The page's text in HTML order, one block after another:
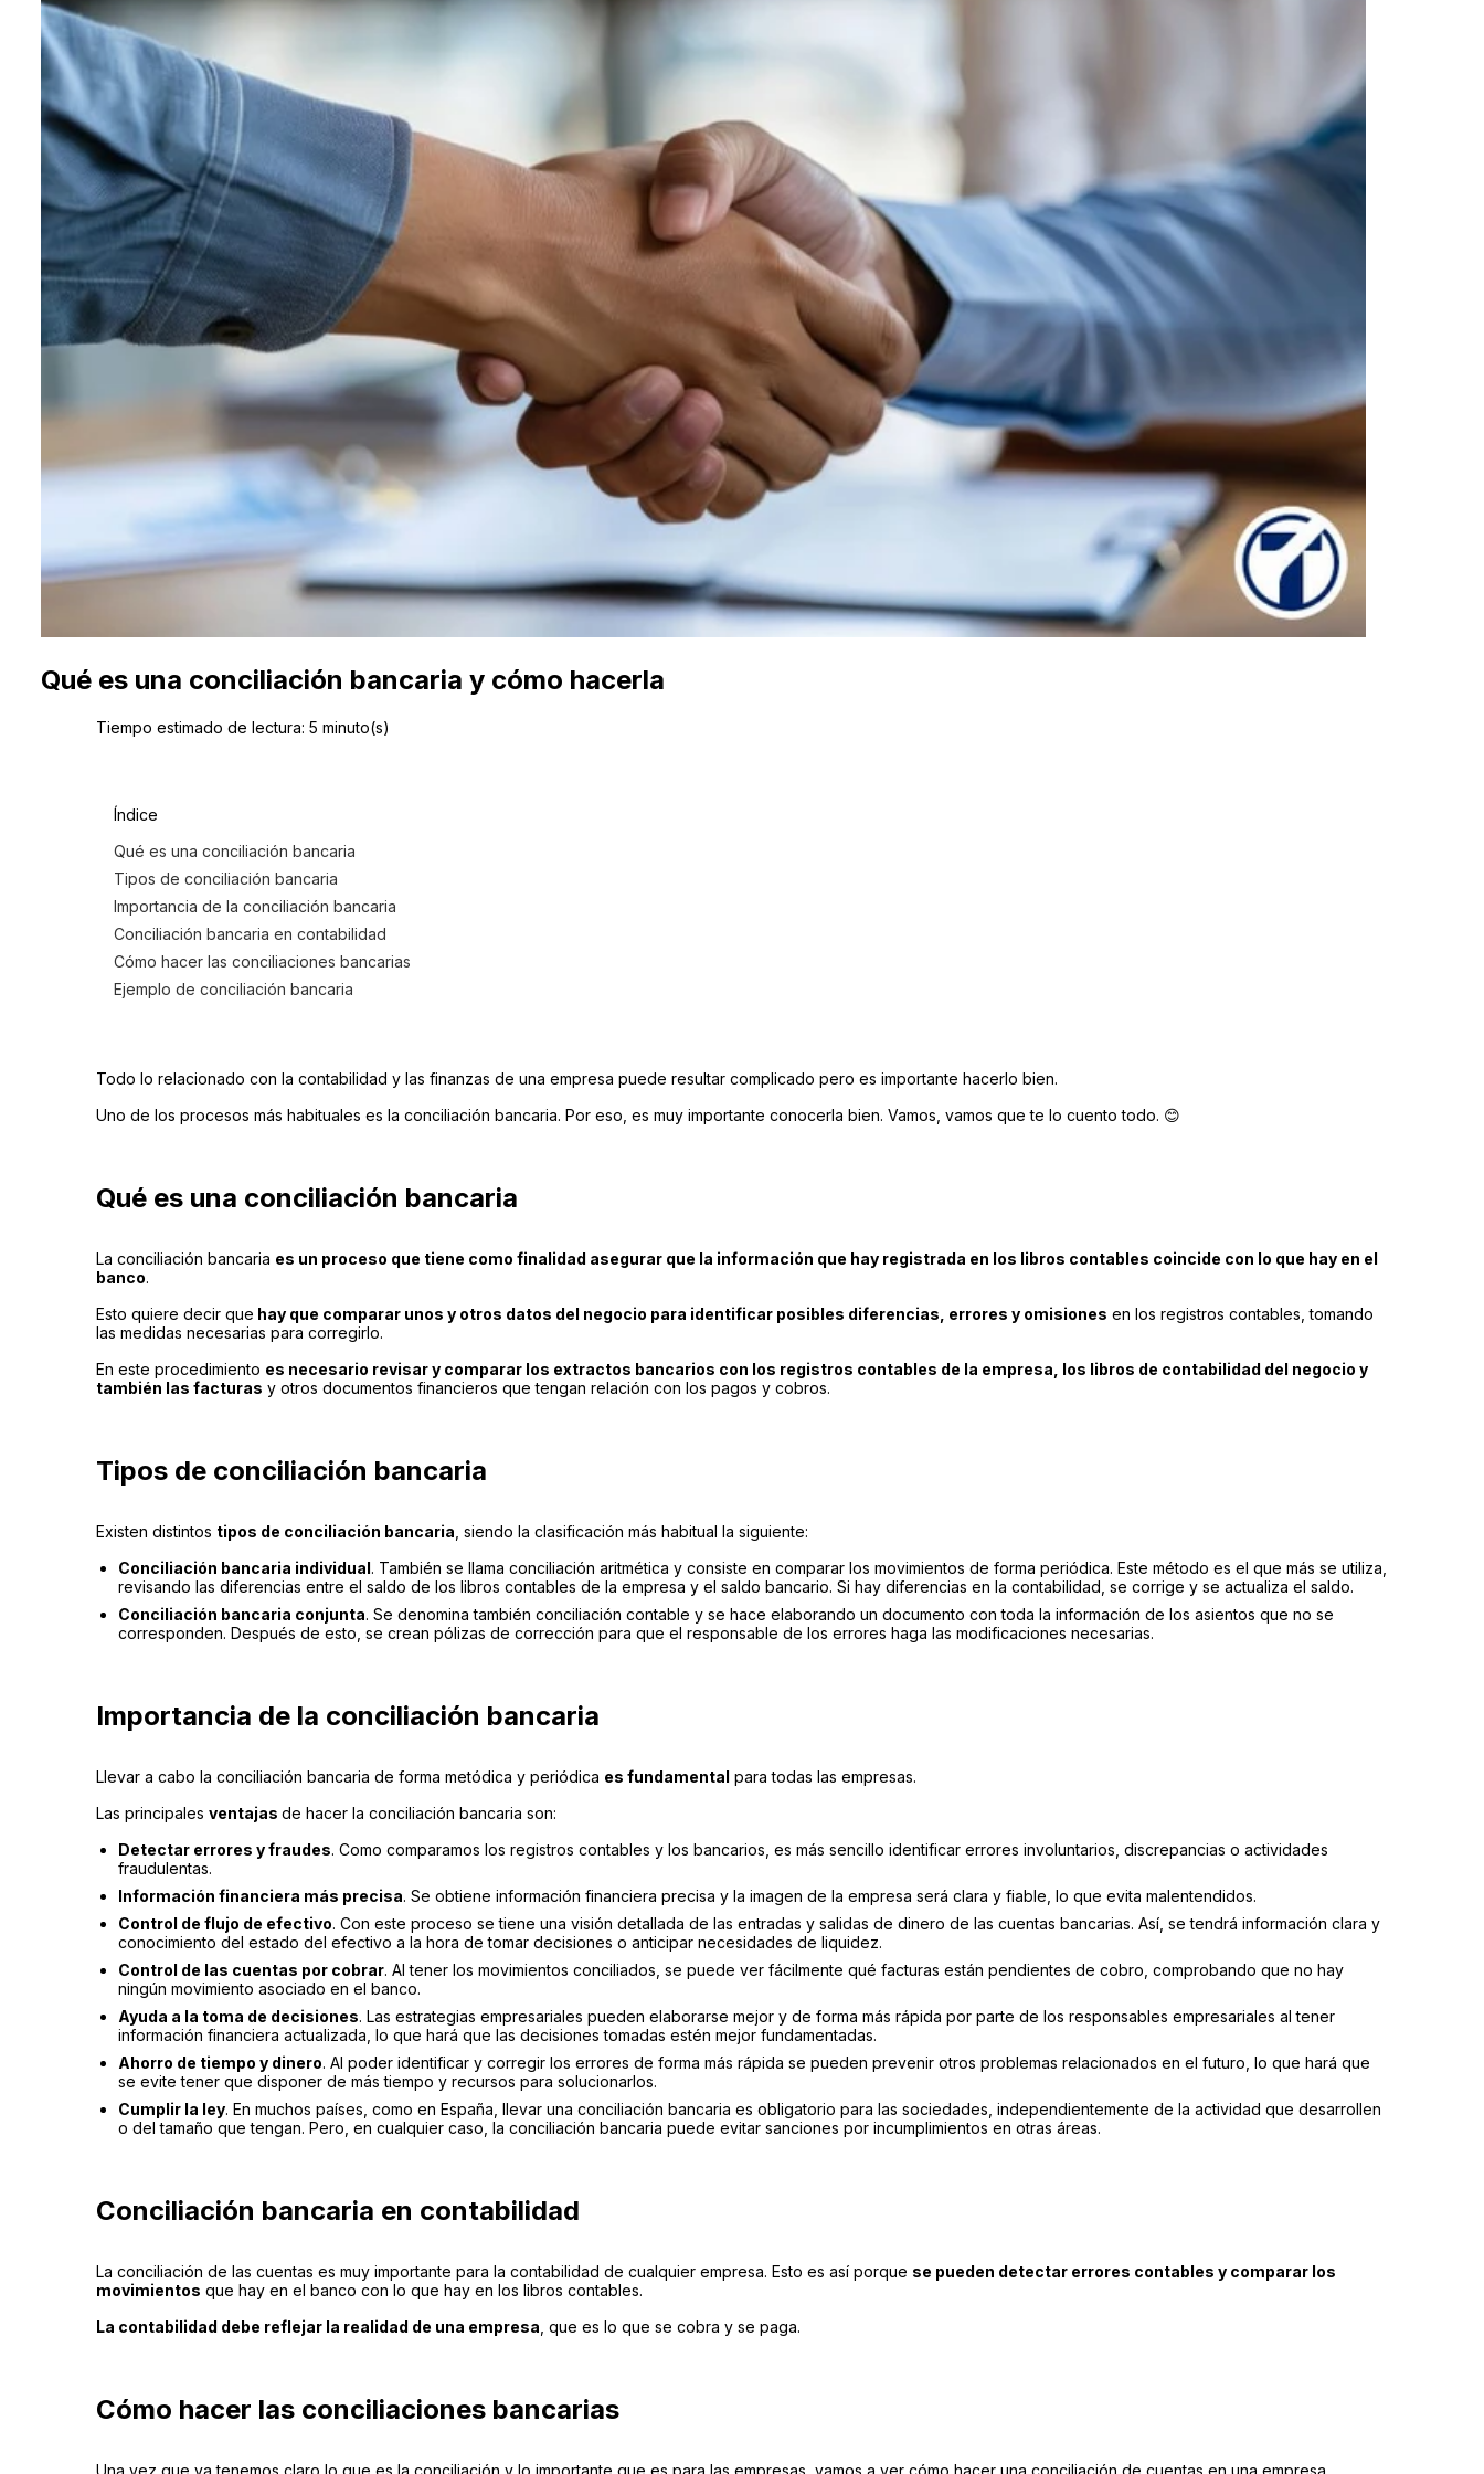
Qué es una conciliación bancaria y cómo hacerla
Tiempo estimado de lectura: 5 minuto(s)
Índice
Qué es una conciliación bancaria
Tipos de conciliación bancaria
Importancia de la conciliación bancaria
Conciliación bancaria en contabilidad
Cómo hacer las conciliaciones bancarias
Ejemplo de conciliación bancaria
Todo lo relacionado con la contabilidad y las finanzas de una empresa puede resultar complicado pero es importante hacerlo bien.
Uno de los procesos más habituales es la conciliación bancaria. Por eso, es muy importante conocerla bien. Vamos, vamos que te lo cuento todo. 😊
Qué es una conciliación bancaria
La conciliación bancaria es un proceso que tiene como finalidad asegurar que la información que hay registrada en los libros contables coincide con lo que hay en el
banco.
Esto quiere decir que hay que comparar unos y otros datos del negocio para identificar posibles diferencias, errores y omisiones en los registros contables, tomando
las medidas necesarias para corregirlo.
En este procedimiento es necesario revisar y comparar los extractos bancarios con los registros contables de la empresa, los libros de contabilidad del negocio y
también las facturas y otros documentos financieros que tengan relación con los pagos y cobros.
Tipos de conciliación bancaria
Existen distintos tipos de conciliación bancaria , siendo la clasificación más habitual la siguiente:
Conciliación bancaria individual. También se llama conciliación aritmética y consiste en comparar los movimientos de forma periódica. Este método es el que más se utiliza,
revisando las diferencias entre el saldo de los libros contables de la empresa y el saldo bancario. Si hay diferencias en la contabilidad, se corrige y se actualiza el saldo.
Conciliación bancaria conjunta. Se denomina también conciliación contable y se hace elaborando un documento con toda la información de los asientos que no se
corresponden. Después de esto, se crean pólizas de corrección para que el responsable de los errores haga las modificaciones necesarias.
Importancia de la conciliación bancaria
Llevar a cabo la conciliación bancaria de forma metódica y periódica es fundamental para todas las empresas.
Las principales ventajas de hacer la conciliación bancaria son:
Detectar errores y fraudes. Como comparamos los registros contables y los bancarios, es más sencillo identificar errores involuntarios, discrepancias o actividades
fraudulentas.
Información financiera más precisa. Se obtiene información financiera precisa y la imagen de la empresa será clara y fiable, lo que evita malentendidos.
Control de flujo de efectivo. Con este proceso se tiene una visión detallada de las entradas y salidas de dinero de las cuentas bancarias. Así, se tendrá información clara y
conocimiento del estado del efectivo a la hora de tomar decisiones o anticipar necesidades de liquidez.
Control de las cuentas por cobrar. Al tener los movimientos conciliados, se puede ver fácilmente qué facturas están pendientes de cobro, comprobando que no hay
ningún movimiento asociado en el banco.
Ayuda a la toma de decisiones. Las estrategias empresariales pueden elaborarse mejor y de forma más rápida por parte de los responsables empresariales al tener
información financiera actualizada, lo que hará que las decisiones tomadas estén mejor fundamentadas.
Ahorro de tiempo y dinero. Al poder identificar y corregir los errores de forma más rápida se pueden prevenir otros problemas relacionados en el futuro, lo que hará que
se evite tener que disponer de más tiempo y recursos para solucionarlos.
Cumplir la ley. En muchos países, como en España, llevar una conciliación bancaria es obligatorio para las sociedades, independientemente de la actividad que desarrollen
o del tamaño que tengan. Pero, en cualquier caso, la conciliación bancaria puede evitar sanciones por incumplimientos en otras áreas.
Conciliación bancaria en contabilidad
La conciliación de las cuentas es muy importante para la contabilidad de cualquier empresa. Esto es así porque se pueden detectar errores contables y comparar los
movimientos que hay en el banco con lo que hay en los libros contables.
La contabilidad debe reflejar la realidad de una empresa , que es lo que se cobra y se paga.
Cómo hacer las conciliaciones bancarias
Una vez que ya tenemos claro lo que es la conciliación y lo importante que es para las empresas, vamos a ver cómo hacer una conciliación de cuentas en una empresa.